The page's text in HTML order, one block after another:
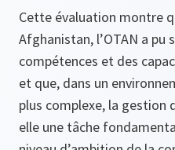
Cette évaluation montre
Afghanistan, l’OTAN a pu
compétences et des
et que, dans un
plus complexe, la gestion
elle une tâche